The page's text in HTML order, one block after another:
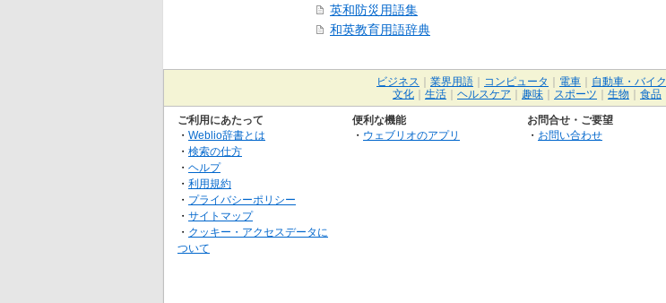
英和防災用語集
和英教育用語辞典
ビジネス 業界用語 コンピュータ 電車 自動車・バイク
文化
生活 ヘルスケア 趣味 スポーツ 生物 食品
ご利用にあたって
・ Weblio辞書とは
・ 検索の仕方
・ ヘルプ
・ 利用規約
・ プライバシーポリシー
・ サイトマップ
・ クッキー・アクセスデータに
ついて
便利な機能
・ ウェブリオのアプリ
お問合せ・ご要望
・ お問い合わせ